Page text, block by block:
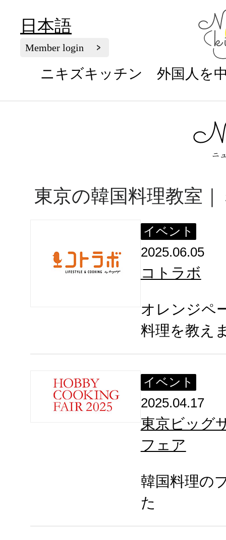
ニキズキッチン 外国人を
日本語
Member login
東京の韓国料理教室
イベント
2025.06.05
コトラボ
オレンジペ
料理を教え
イベント
2025.04.17
東京ビッグ
フェア
韓国料理の
た